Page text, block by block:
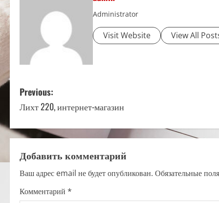
Administrator
Visit Website View All
P
o
s
t
n
a
Previous:
Лихт 220, интернет-магазин
Добавить комментарий
Ваш адрес email не будет опубликован. Обязательные
Комментарий *